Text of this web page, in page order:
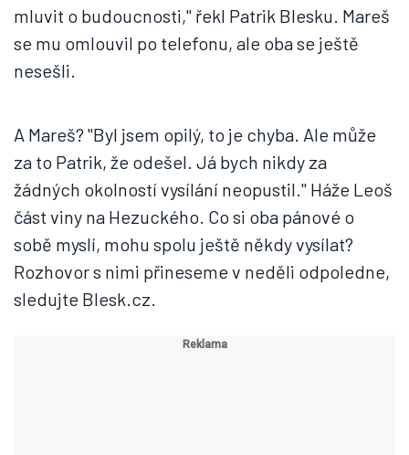
mluvit o budoucnosti," řekl Patrik Blesku. Mareš
se mu omlouvil po telefonu, ale oba se ještě
nesešli.
A Mareš? "Byl jsem opilý, to je chyba. Ale může
za to Patrik, že odešel. Já bych nikdy za
žádných okolností vysílání neopustil." Háže Leoš
část viny na Hezuckého. Co si oba pánové o
sobě myslí, mohu spolu ještě někdy vysílat?
Rozhovor s nimi přineseme v neděli odpoledne,
sledujte Blesk.cz.